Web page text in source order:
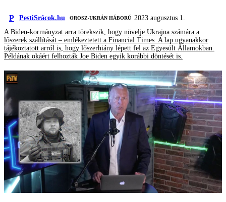
P PestiSrácok.hu ‎ OROSZ-UKRÁN HÁBORÚ
2023 augusztus 1.
A Biden-kormányzat arra törekszik, hogy növelje Ukrajna számára a
lőszerek szállítását – emlékeztetett a Financial Times. A lap ugyanakkor
tájékoztatott arról is, hogy lőszerhiány lépett fel az Egyesült Államokban.
Példának okáért felhozták Joe Biden egyik korábbi döntését is.